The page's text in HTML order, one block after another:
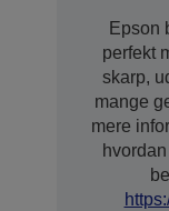
Epson
perfekt
skarp,
mange
mere